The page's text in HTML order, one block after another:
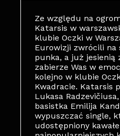
Ze względu na
Katarsis w
klubie Oczki w
Eurowizji zwrócili na
punka, a już jesienią
zabierze Was w
kolejno w klubie
Kwadracie. Katarsis
Lukasa
basistka Emilija
wypuszczać single,
udostępniony